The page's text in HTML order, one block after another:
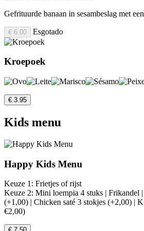
Gefrituurde banaan in sesambeslag met
€ 6.00 Esgotado
Kroepoek
€ 3.95
Kids menu
Happy Kids Menu
Keuze 1: Frietjes of rijst
Keuze 2: Mini loempia 4 stuks | Frikandel
(+1,00) | Chicken saté 3 stokjes (+2,00) |
€2,00)